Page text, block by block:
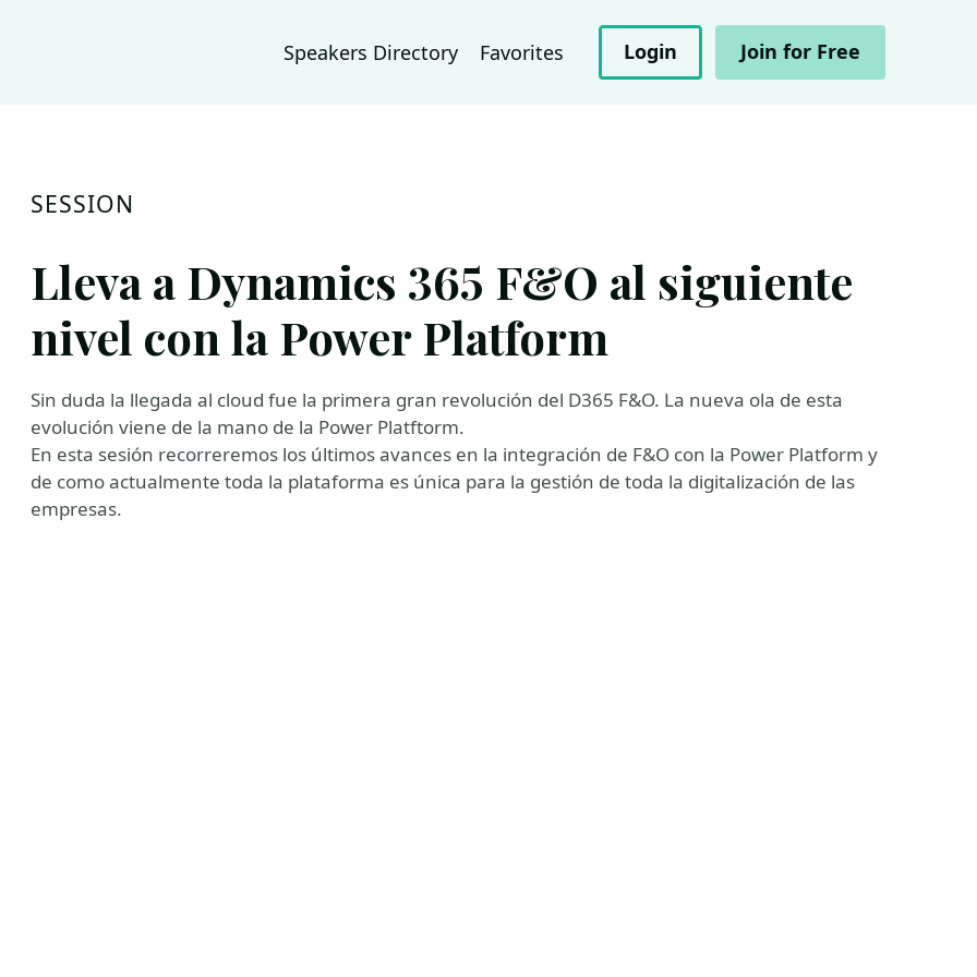
Speakers Directory Favorites Login Join for Free
SESSION
Lleva a Dynamics 365 F&O al siguiente
nivel con la Power Platform
Sin duda la llegada al cloud fue la primera gran revolución del D365 F&O. La nueva ola de esta
evolución viene de la mano de la Power Platftorm.
En esta sesión recorreremos los últimos avances en la integración de F&O con la Power Platform y
de como actualmente toda la plataforma es única para la gestión de toda la digitalización de las
empresas.